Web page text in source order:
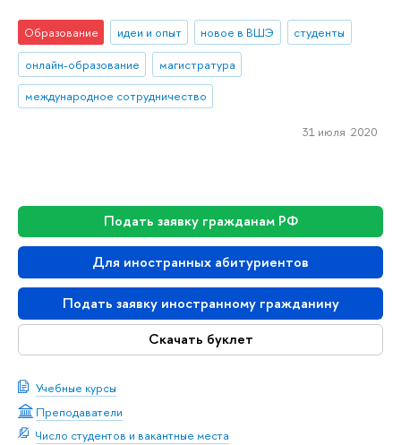
Подать заявку гражданам РФ
Для иностранных абитуриентов
Подать заявку иностранному гражданину
Скачать буклет
Учебные курсы
Преподаватели
Число студентов и вакантные места
Образование идеи и опыт новое в ВШЭ
студенты
онлайн-образование
магистратура
международное сотрудничество
31 июля 2020